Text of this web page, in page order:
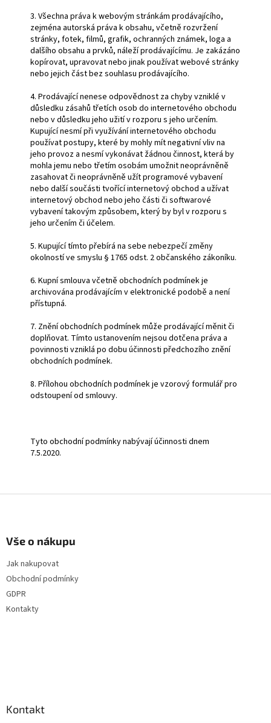
3. Všechna práva k webovým stránkám prodávajícího,
zejména autorská práva k obsahu, včetně rozvržení
stránky, fotek, filmů, grafik, ochranných známek, loga a
dalšího obsahu a prvků, náleží prodávajícímu. Je zakázáno
kopírovat, upravovat nebo jinak používat webové stránky
nebo jejich část bez souhlasu prodávajícího.
4. Prodávající nenese odpovědnost za chyby vzniklé v
důsledku zásahů třetích osob do internetového obchodu
nebo v důsledku jeho užití v rozporu s jeho určením.
Kupující nesmí při využívání internetového obchodu
používat postupy, které by mohly mít negativní vliv na
jeho provoz a nesmí vykonávat žádnou činnost, která by
mohla jemu nebo třetím osobám umožnit neoprávněně
zasahovat či neoprávněně užít programové vybavení
nebo další součásti tvořící internetový obchod a užívat
internetový obchod nebo jeho části či softwarové
vybavení takovým způsobem, který by byl v rozporu s
jeho určením či účelem.
5. Kupující tímto přebírá na sebe nebezpečí změny
okolností ve smyslu § 1765 odst. 2 občanského zákoníku.
6. Kupní smlouva včetně obchodních podmínek je
archivována prodávajícím v elektronické podobě a není
přístupná.
7. Znění obchodních podmínek může prodávající měnit či
doplňovat. Tímto ustanovením nejsou dotčena práva a
povinnosti vzniklá po dobu účinnosti předchozího znění
obchodních podmínek.
8. Přílohou obchodních podmínek je vzorový formulář pro
odstoupení od smlouvy.
Tyto obchodní podmínky nabývají účinnosti dnem
7.5.2020.
Vše o nákupu
Jak nakupovat
Obchodní podmínky
GDPR
Kontakty
Kontakt